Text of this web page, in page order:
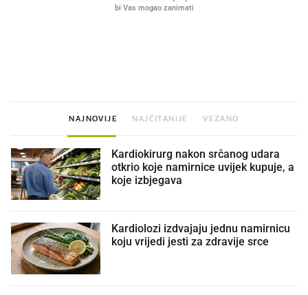
NAJNOVIJE NAJČITANIJE VEZANO
Kardiokirurg nakon srčanog udara
otkrio koje namirnice uvijek kupuje, a
koje izbjegava
Kardiolozi izdvajaju jednu namirnicu
koju vrijedi jesti za zdravije srce